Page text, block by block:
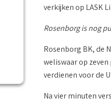
verkijken op LASK
Rosenborg is nog
Rosenborg BK, de
weliswaar op
verdienen voor de
Na vier minuten